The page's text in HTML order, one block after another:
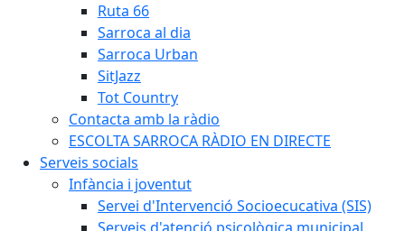
Ruta 66
Sarroca al dia
Sarroca Urban
SitJazz
Tot Country
Contacta amb la ràdio
ESCOLTA SARROCA RÀDIO EN DIRECTE
Serveis socials
Infància i joventut
Servei d'Intervenció Socioecucativa (SIS)